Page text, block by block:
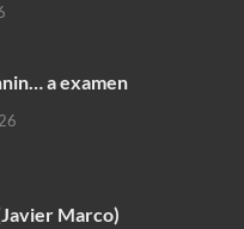
a examen
Marco)